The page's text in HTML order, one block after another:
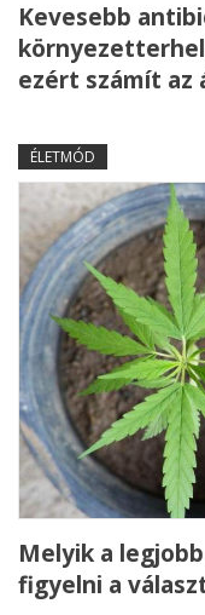
Kevesebb
ezért számít az
ÉLETMÓD
Melyik a
figyelni a